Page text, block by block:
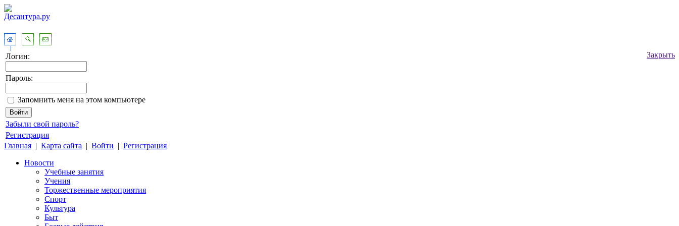
Закрыть
Логин:
Пароль:
Запомнить меня на этом компьютере
Забыли свой пароль?
Регистрация
Главная | Карта сайта | Войти | Регистрация
Новости
Учебные занятия
Учения
Торжественные мероприятия
Спорт
Культура
Быт